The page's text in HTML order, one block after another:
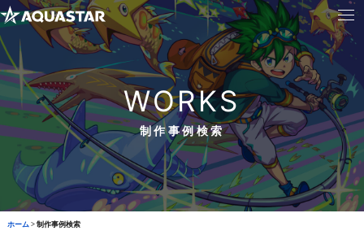
WORKS
制作事例検索
ホーム> 制作事例検索